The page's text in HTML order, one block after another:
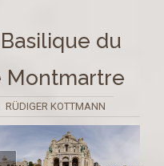
du
Montmartre
RÜDIGER KOTTMANN